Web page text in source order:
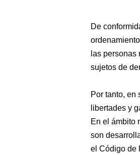
De
las
sujetos de
Por tanto, en
libertades y
En el ámbito
son
el Código de